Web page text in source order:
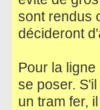
sont rendus
décideront
Pour la
se poser.
un tram fer,